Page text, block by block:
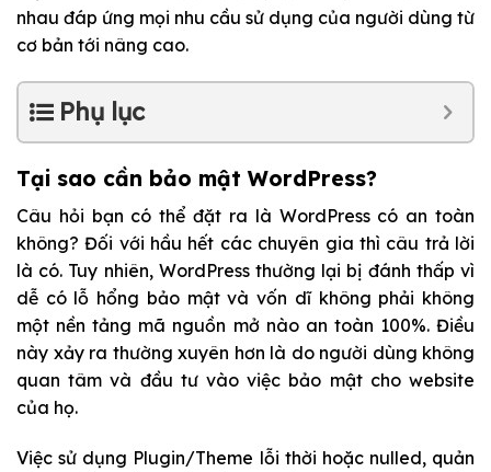
nhau đáp ứng mọi nhu cầu sử dụng của người dùng từ
cơ bản tới nâng cao.
Phụ lục
Tại sao cần bảo mật WordPress?
Câu hỏi bạn có thể đặt ra là WordPress có an toàn
không? Đối với hầu hết các chuyên gia thì câu trả lời
là có. Tuy nhiên, WordPress thường lại bị đánh thấp vì
dễ có lỗ hổng bảo mật và vốn dĩ không phải không
một nền tảng mã nguồn mở nào an toàn 100%. Điều
này xảy ra thường xuyên hơn là do người dùng không
quan tâm và đầu tư vào việc bảo mật cho website
của họ.
Việc sử dụng Plugin/Theme lỗi thời hoặc nulled, quản